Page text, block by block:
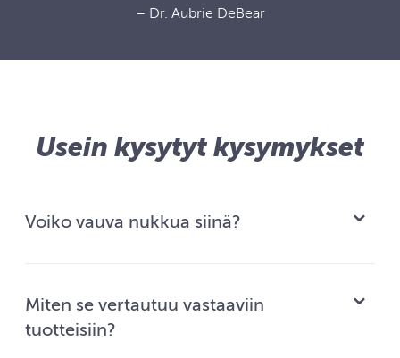
– Dr. Aubrie DeBear
Usein kysytyt kysymykset
Voiko vauva nukkua siinä?
Miten se vertautuu vastaaviin
tuotteisiin?